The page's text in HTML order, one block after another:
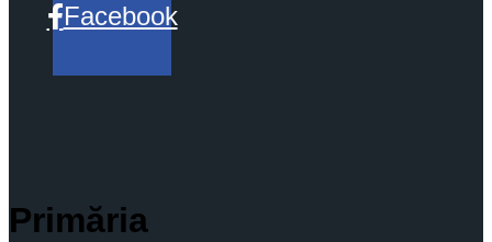
Facebook
Primăria